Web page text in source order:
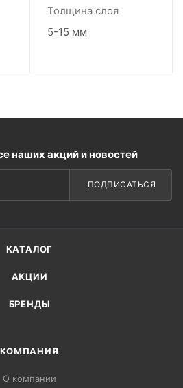
Толщина слоя
5-15 мм
наших акций и новостей
ПОДПИСАТЬСЯ
КАТАЛОГ
АКЦИИ
БРЕНДЫ
КОМПАНИЯ
О компании